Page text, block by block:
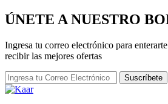
ÚNETE A NUESTRO
Ingresa tu correo electrónico para
recibir las mejores ofertas
Suscríbete